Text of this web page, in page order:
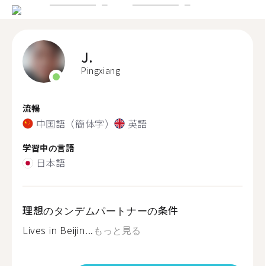
J.
Pingxiang
流暢
中国語（簡体字） 英語
学習中の言語
日本語
理想のタンデムパートナーの条件
Lives in Beijin... もっと見る